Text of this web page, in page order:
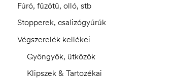
Fúró, fűzőtű, olló, stb
Stopperek, csalizógyűrűk
Végszerelék kellékei
Gyöngyök, ütközők
Klipszek & Tartozékai